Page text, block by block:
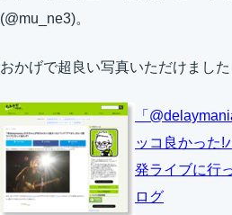
(@mu_ne3)。
おかげで超良い写真いただけまし
「
ッコ良かった!
発ライブに行
ログ